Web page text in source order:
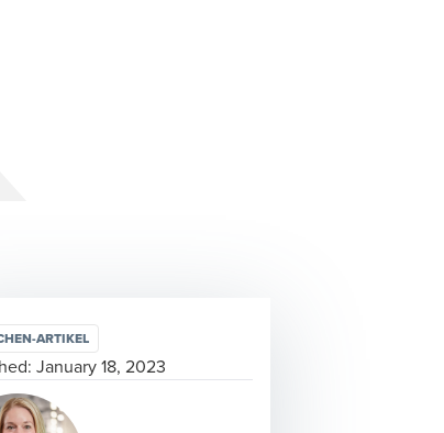
ARTIKEL
January 18, 2023